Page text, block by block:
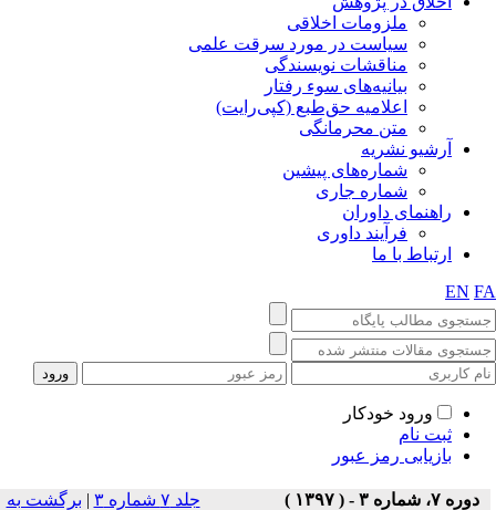
ملزومات اخلاقی
سیاست در مورد سرقت علمی
مناقشات نویسندگی
بیانیه‌های سوء رفتار
اعلامیه حق‌طبع (کپی‌رایت)
متن محرمانگی
آرشیو نشریه
شماره‌های پیشین
شماره جاری
راهنمای داوران
فرآیند داوری
ارتباط با ما
EN
ورود خودکار
ثبت نام
بازیابی رمز عبور
دوره ۷، شماره ۳ - ( ۱۳۹۷ ) جلد ۷ شماره ۳ | برگشت به